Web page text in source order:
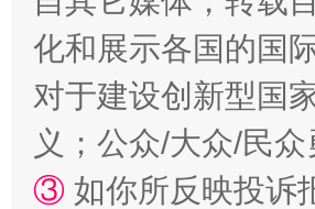
“蜀中异人”王建安的艺术幻境
化和展示各国的国
对于建设创新型国
义；公众/大众/民
③ 如你所反映投诉